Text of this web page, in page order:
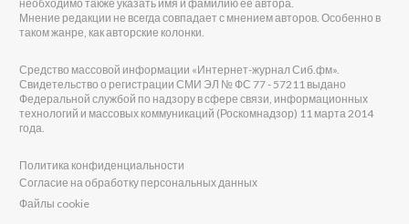
необходимо также указать имя и фамилию её автора.
Мнение редакции не всегда совпадает с мнением авторов. Особенно в
таком жанре, как авторские колонки.
Средство массовой информации «Интернет-журнал Сиб.фм».
Свидетельство о регистрации СМИ ЭЛ № ФС 77 - 57211 выдано
Федеральной службой по надзору в сфере связи, информационных
технологий и массовых коммуникаций (Роскомнадзор) 11 марта 2014
года.
Политика конфиденциальности
Согласие на обработку персональных данных
Файлы cookie